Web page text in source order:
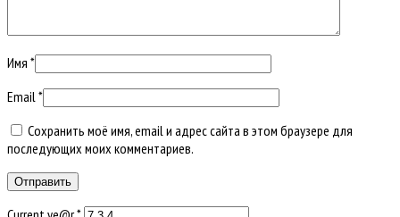
Имя *
Email*
Сохранить моё имя, email и адрес сайта в этом браузере для
последующих моих комментариев.